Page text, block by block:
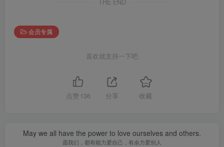
会员专属
喜欢就支持一下吧
点赞 136 分享 收藏
May we all have the power to love ourselves and others.
愿我们，都有能力爱自己，有余力爱别人